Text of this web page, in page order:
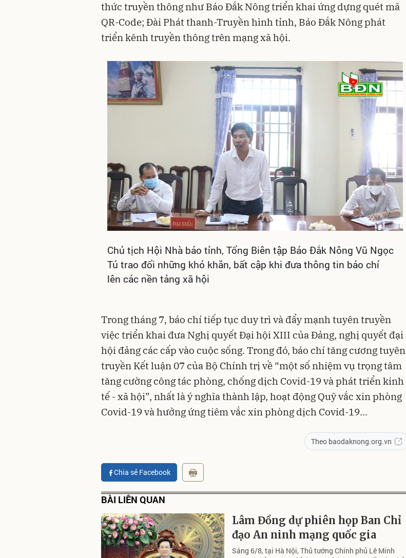
thức truyền thông như Báo Đắk Nông triển khai ứng dựng quét mã
QR-Code; Đài Phát thanh-Truyền hình tỉnh, Báo Đắk Nông phát
triển kênh truyền thông trên mạng xã hội.
Chủ tịch Hội Nhà báo tỉnh, Tổng Biên tập Báo Đắk Nông Vũ Ngọc
Tú trao đổi những khó khăn, bất cập khi đưa thông tin báo chí
lên các nền tảng xã hội
Trong tháng 7, báo chí tiếp tục duy trì và đẩy mạnh tuyên truyền
việc triển khai đưa Nghị quyết Đại hội XIII của Đảng, nghị quyết đại
hội đảng các cấp vào cuộc sống. Trong đó, báo chí tăng cương tuyên
truyền Kết luận 07 của Bộ Chính trị về “một số nhiệm vụ trọng tâm
tăng cường công tác phòng, chống dịch Covid-19 và phát triển kinh
tế - xã hội”, nhất là ý nghĩa thành lập, hoạt động Quỹ vắc xin phòng
Covid-19 và hưởng ứng tiêm vắc xin phòng dịch Covid-19...
Theo baodaknong.org.vn
Chia sẻ Facebook
BÀI LIÊN QUAN
Lâm Đồng dự phiên họp Ban Chỉ
đạo An ninh mạng quốc gia
Sáng 6/8, tại Hà Nội, Thủ tướng Chính phủ Lê Minh